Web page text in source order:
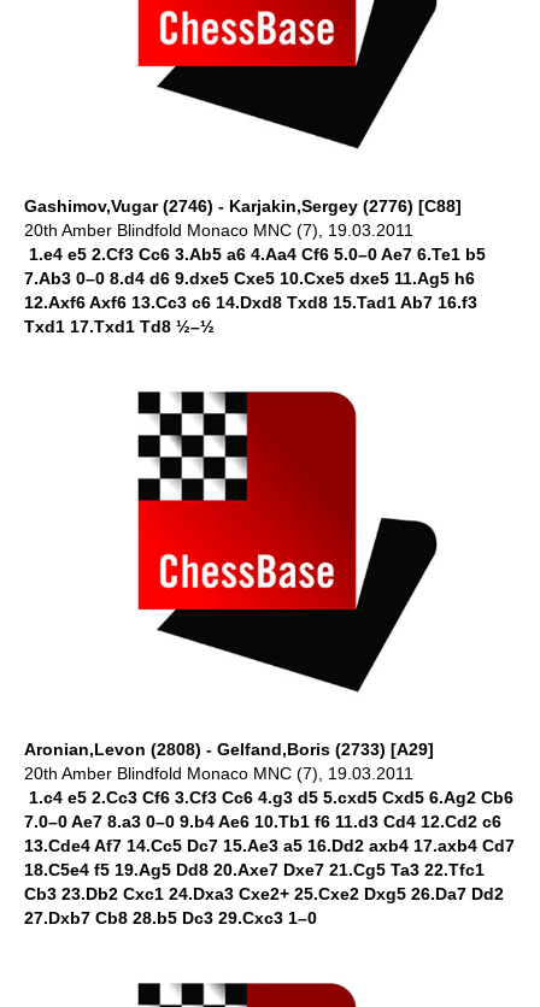
Gashimov,Vugar (2746) - Karjakin,Sergey (2776) [C88]
20th Amber Blindfold Monaco MNC (7), 19.03.2011
1.e4 e5 2.Cf3 Cc6 3.Ab5 a6 4.Aa4 Cf6 5.0–0 Ae7 6.Te1 b5
7.Ab3 0–0 8.d4 d6 9.dxe5 Cxe5 10.Cxe5 dxe5 11.Ag5 h6
12.Axf6 Axf6 13.Cc3 c6 14.Dxd8 Txd8 15.Tad1 Ab7 16.f3
Txd1 17.Txd1 Td8 ½–½
Aronian,Levon (2808) - Gelfand,Boris (2733) [A29]
20th Amber Blindfold Monaco MNC (7), 19.03.2011
1.c4 e5 2.Cc3 Cf6 3.Cf3 Cc6 4.g3 d5 5.cxd5 Cxd5 6.Ag2 Cb6
7.0–0 Ae7 8.a3 0–0 9.b4 Ae6 10.Tb1 f6 11.d3 Cd4 12.Cd2 c6
13.Cde4 Af7 14.Cc5 Dc7 15.Ae3 a5 16.Dd2 axb4 17.axb4 Cd7
18.C5e4 f5 19.Ag5 Dd8 20.Axe7 Dxe7 21.Cg5 Ta3 22.Tfc1
Cb3 23.Db2 Cxc1 24.Dxa3 Cxe2+ 25.Cxe2 Dxg5 26.Da7 Dd2
27.Dxb7 Cb8 28.b5 Dc3 29.Cxc3 1–0